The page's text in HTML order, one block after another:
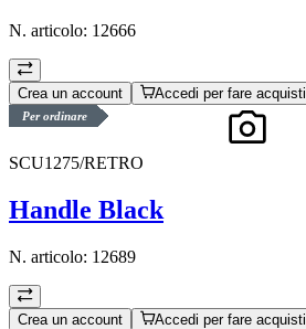
N. articolo: 12666
Crea un account Accedi per fare acquisti
Per ordinare
SCU1275/RETRO
Handle Black
N. articolo: 12689
Crea un account Accedi per fare acquisti